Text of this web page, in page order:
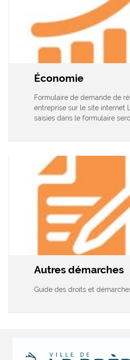
Économie
Formulaire de demande de
entreprise sur le site internet
saisies dans le formulaire
Autres démarches
Guide des droits et